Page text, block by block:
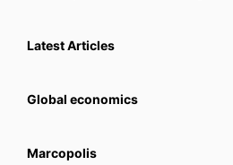
Latest Articles
Global economics
Marcopolis